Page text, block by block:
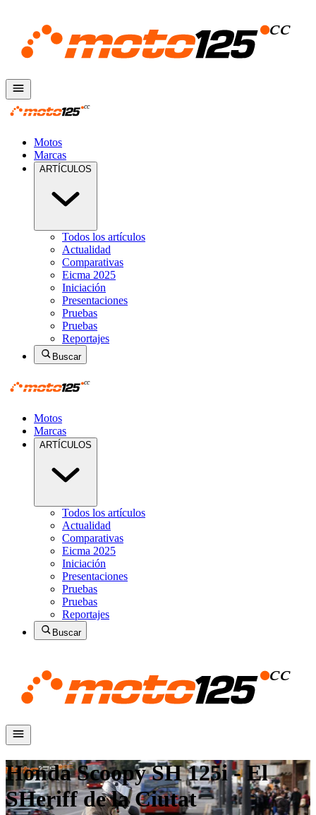
Motos
Marcas
ARTÍCULOS
Todos los artículos
Actualidad
Comparativas
Eicma 2025
Iniciación
Presentaciones
Pruebas
Pruebas
Reportajes
Buscar
Motos
Marcas
ARTÍCULOS
Todos los artículos
Actualidad
Comparativas
Eicma 2025
Iniciación
Presentaciones
Pruebas
Pruebas
Reportajes
Buscar
Honda Scoopy SH 125i - El
SHeriff de la Ciutat